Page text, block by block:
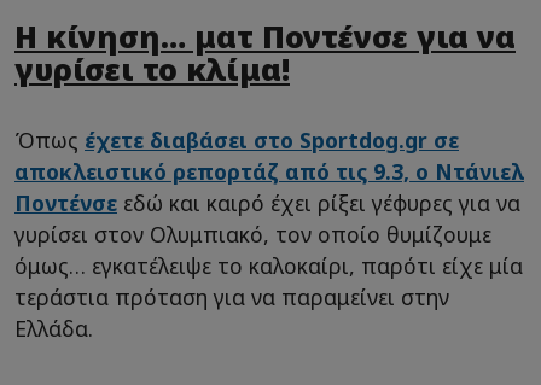
Η κίνηση… ματ Ποντένσε για να
γυρίσει το κλίμα!
Όπως έχετε διαβάσει στο Sportdog.gr σε
αποκλειστικό ρεπορτάζ από τις 9.3, ο Ντάνιελ
Ποντένσε εδώ και καιρό έχει ρίξει γέφυρες για να
γυρίσει στον Ολυμπιακό, τον οποίο θυμίζουμε
όμως… εγκατέλειψε το καλοκαίρι, παρότι είχε μία
τεράστια πρόταση για να παραμείνει στην
Ελλάδα.